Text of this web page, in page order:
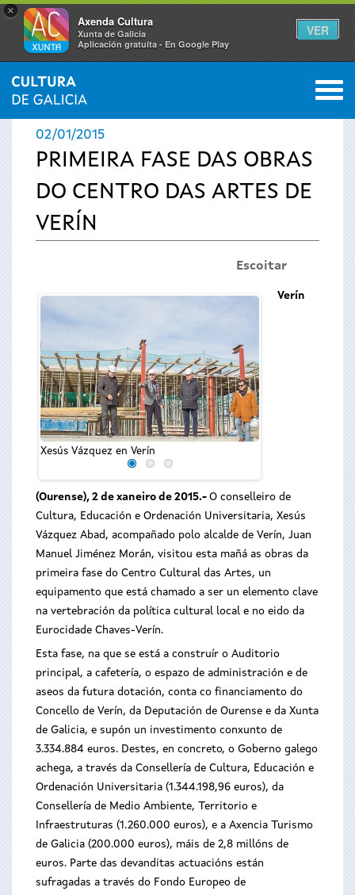
×
Axenda Cultura
Xunta de Galicia
Aplicación gratuíta - En Google Play
VER
Vostede
está
aquí
INICIO › ACTUALIDADE 0
02/01/2015
PRIMEIRA FASE DAS OBRAS
DO CENTRO DAS ARTES DE
VERÍN
Escoitar
Xesús Vázquez en Verín
Verín
(Ourense), 2 de xaneiro de 2015.- O conselleiro de
Cultura, Educación e Ordenación Universitaria, Xesús
Vázquez Abad, acompañado polo alcalde de Verín, Juan
Manuel Jiménez Morán, visitou esta mañá as obras da
primeira fase do Centro Cultural das Artes, un
equipamento que está chamado a ser un elemento clave
na vertebración da política cultural local e no eido da
Eurocidade Chaves-Verín.
Esta fase, na que se está a construír o Auditorio
principal, a cafetería, o espazo de administración e de
aseos da futura dotación, conta co financiamento do
Concello de Verín, da Deputación de Ourense e da Xunta
de Galicia, e supón un investimento conxunto de
3.334.884 euros. Destes, en concreto, o Goberno galego
achega, a través da Consellería de Cultura, Educación e
Ordenación Universitaria (1.344.198,96 euros), da
Consellería de Medio Ambiente, Territorio e
Infraestruturas (1.260.000 euros), e a Axencia Turismo
de Galicia (200.000 euros), máis de 2,8 millóns de
euros. Parte das devanditas actuacións están
sufragadas a través do Fondo Europeo de